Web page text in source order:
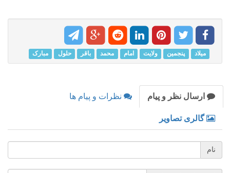
میلاد پنجمین ولایت امام محمد باقر حلول مبارک
ارسال نظر و پیام نظرات و پیام ها
گالری تصاویر
نام